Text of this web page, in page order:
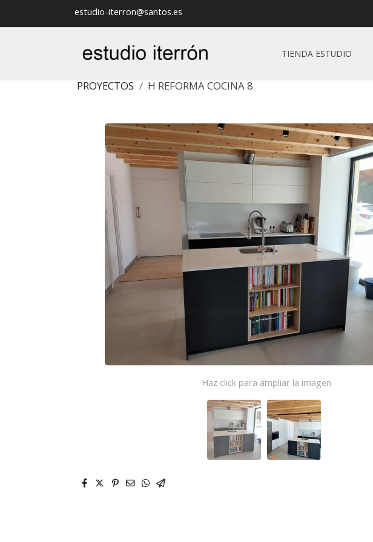
estudio-iterron@santos.es
TIENDA ESTUDIO
PROYECTOS H REFORMA COCINA 8
Haz click para ampliar la imagen